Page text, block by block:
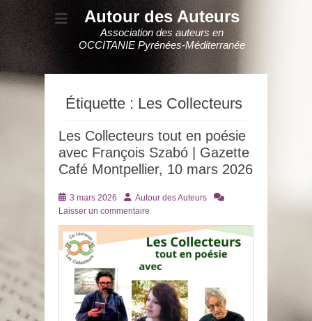
Autour des Auteurs
Association des auteurs en
OCCITANIE Pyrénées-Méditerranée
Étiquette : Les Collecteurs
Les Collecteurs tout en poésie
avec François Szabó | Gazette
Café Montpellier, 10 mars 2026
Posté
le
3 mars 2026 AuteurAutour des Auteurs
Laisser un commentaire